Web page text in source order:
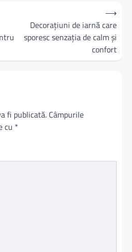
Decorațiuni de iarnă care
sporesc senzația de calm și
confort
⟶
fi publicată. Câmpurile
cu *